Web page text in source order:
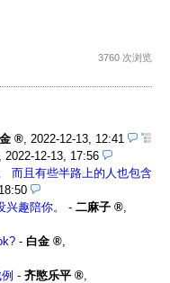
3760 次浏览
2022-12-13, 12:41
2022-12-13, 17:56
而且有些半路上的人也包含
趣陪你。
- 二麻子
- 白金
-齐愍乐平